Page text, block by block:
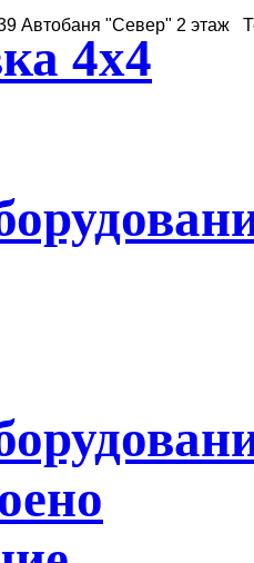
Автобаня "Север" 2 этаж
4х4